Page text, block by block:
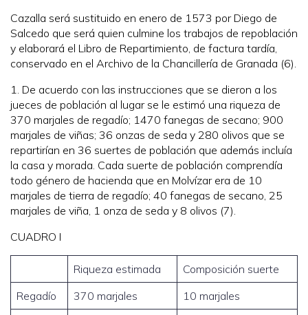
Cazalla será sustituido en enero de 1573 por Diego de
Salcedo que será quien culmine los trabajos de repoblación
y elaborará el Libro de Repartimiento, de factura tardía,
conservado en el Archivo de la Chancillería de Granada (6).
1. De acuerdo con las instrucciones que se dieron a los
jueces de población al lugar se le estimó una riqueza de
370 marjales de regadío; 1470 fanegas de secano; 900
marjales de viñas; 36 onzas de seda y 280 olivos que se
repartirían en 36 suertes de población que además incluía
la casa y morada. Cada suerte de población comprendía
todo género de hacienda que en Molvízar era de 10
marjales de tierra de regadío; 40 fanegas de secano, 25
marjales de viña, 1 onza de seda y 8 olivos (7).
CUADRO I
Riqueza estimada
Composición suerte
Regadío
370 marjales
10 marjales